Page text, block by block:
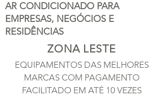
AR CONDICIONADO PARA
EMPRESAS, NEGÓCIOS E
RESIDÊNCIAS
ZONA LESTE
EQUIPAMENTOS DAS MELHORES
MARCAS COM PAGAMENTO
FACILITADO EM ATÉ 10 VEZES